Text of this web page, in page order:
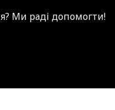
Ми раді допомогти!